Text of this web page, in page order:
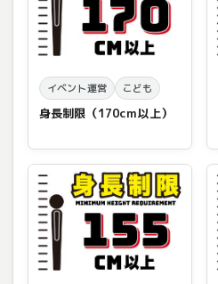
イベント運営 こども
身長制限（170cm以上）